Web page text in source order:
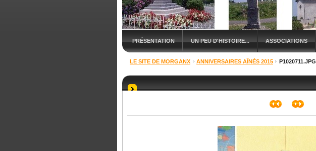
PRÉSENTATION UN PEU D'HISTOIRE... ASSOCIATIONS
NOUVEAUTÉS RDV & SORTIES TOURISME
LE SITE DE MORGANX ANNIVERSAIRES AÎNÉS 2015 P1020711.JPG